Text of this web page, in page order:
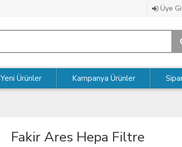
Üye
Yeni Ürünler Kampanya Ürünler
Fakir Ares Hepa Filtre